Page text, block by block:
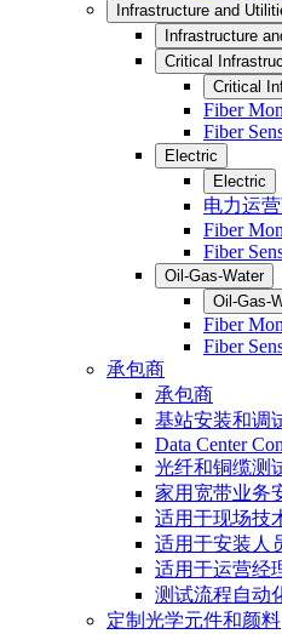
Infrastructure and
Infrastructure
Critical
Critical
Fiber
Fiber
Electric
Electric
电力运
Fiber
Fiber
Oil-Gas-Water
Oil-Gas-
Fiber
Fiber
承包商
承包商
基站安装和调
Data Center
光纤和铜缆测
家用宽带业务
适用于现场技
适用于安装人
适用于运营经
测试流程自动
定制光学元件和颜料